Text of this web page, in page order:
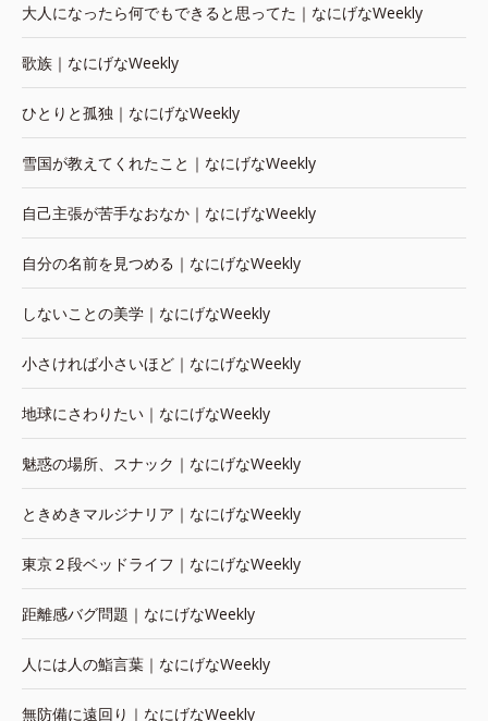
大人になったら何でもできると思ってた｜なにげなWeekly
歌族｜なにげなWeekly
ひとりと孤独｜なにげなWeekly
雪国が教えてくれたこと｜なにげなWeekly
自己主張が苦手なおなか｜なにげなWeekly
自分の名前を見つめる｜なにげなWeekly
しないことの美学｜なにげなWeekly
小さければ小さいほど｜なにげなWeekly
地球にさわりたい｜なにげなWeekly
魅惑の場所、スナック｜なにげなWeekly
ときめきマルジナリア｜なにげなWeekly
東京２段ベッドライフ｜なにげなWeekly
距離感バグ問題｜なにげなWeekly
人には人の鮨言葉｜なにげなWeekly
無防備に遠回り｜なにげなWeekly